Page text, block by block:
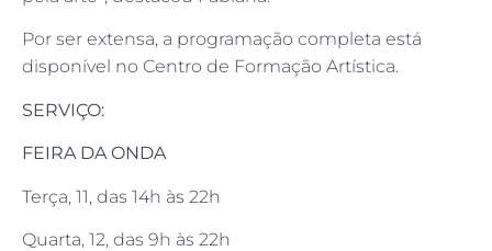
Por ser extensa, a programação completa está
disponível no Centro de Formação Artística.
SERVIÇO:
FEIRA DA ONDA
Terça, 11, das 14h às 22h
Quarta, 12, das 9h às 22h